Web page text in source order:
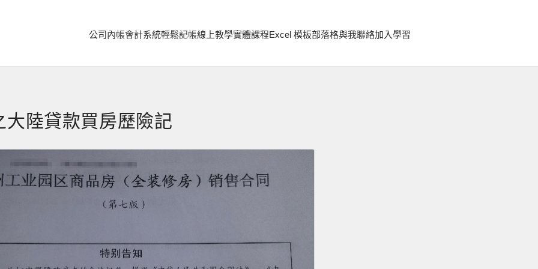
公司內帳會計系統輕鬆記帳線上教學實體課程Excel 模板部落格與我聯絡加入學習
大陸貸款買房歷險記